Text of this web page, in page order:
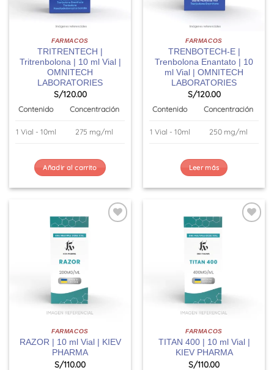
FARMACOS
TRITRENTECH |
Tritrenbolona | 10 ml Vial |
OMNITECH
LABORATORIES
S/120.00
Contenido Concentración
1 Vial - 10ml 275 mg/ml
Añadir al carrito
FARMACOS
TRENBOTECH-E |
Trenbolona Enantato | 10
ml Vial | OMNITECH
LABORATORIES
S/120.00
Contenido Concentración
1 Vial - 10ml 250 mg/ml
Leer más
FARMACOS
RAZOR | 10 ml Vial | KIEV
PHARMA
S/110.00
FARMACOS
TITAN 400 | 10 ml Vial |
KIEV PHARMA
S/110.00